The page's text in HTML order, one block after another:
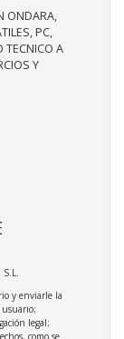
ONDARA,
PC,
TECNICO A
Y
S.L.
y enviarle la
legal;
como se